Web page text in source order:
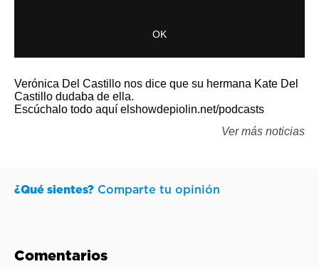
Verónica Del Castillo nos dice que su hermana Kate Del
Castillo dudaba de ella.
Escúchalo todo aquí elshowdepiolin.net/podcasts
Ver más noticias
¿Qué sientes? Comparte tu opinión
Comentarios